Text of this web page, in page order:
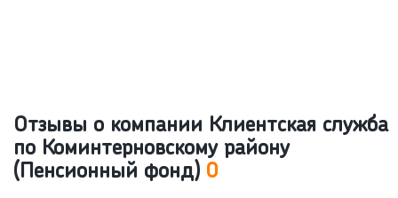
Отзывы о компании Клиентская служба
по Коминтерновскому району
(Пенсионный фонд) 0